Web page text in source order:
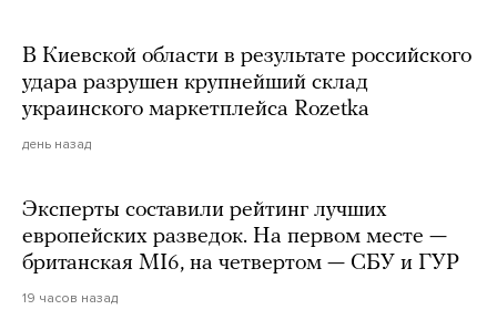
В Киевской области в результате российского
удара разрушен крупнейший склад
украинского маркетплейса Rozetka
день назад
Эксперты составили рейтинг лучших
европейских разведок. На первом месте —
британская MI6, на четвертом — СБУ и ГУР
19 часов назад